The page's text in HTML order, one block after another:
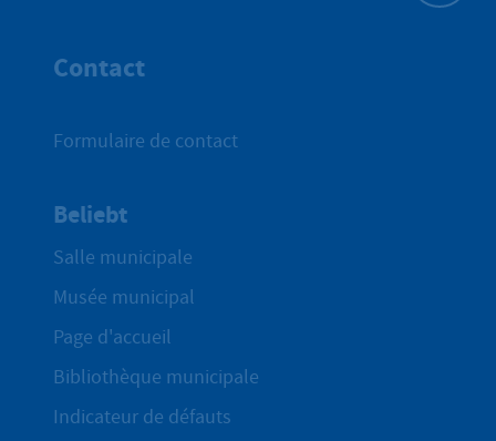
Contact
Formulaire de contact
Beliebt
Salle municipale
Musée municipal
Page d'accueil
Bibliothèque municipale
Indicateur de défauts